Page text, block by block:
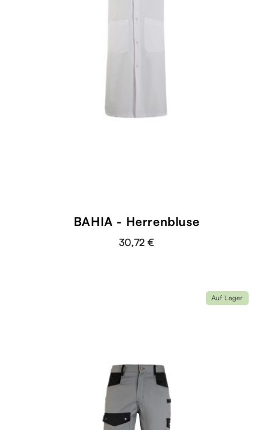
BAHIA - Herrenbluse
30,72 €
Auf Lager